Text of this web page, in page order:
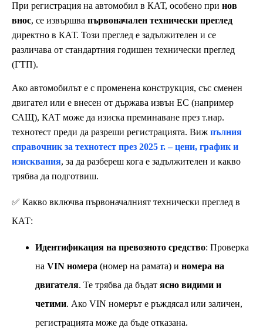
При регистрация на автомобил в КАТ, особено при нов
внос, се извършва първоначален технически преглед
директно в КАТ. Този преглед е задължителен и се
различава от стандартния годишен технически преглед
(ГТП).
Ако автомобилът е с променена конструкция, със сменен
двигател или е внесен от държава извън ЕС (например
САЩ), КАТ може да изиска преминаване през т.нар.
технотест преди да разреши регистрацията. Виж пълния
справочник за технотест през 2025 г. – цени, график и
изисквания, за да разбереш кога е задължителен и какво
трябва да подготвиш.
✅ Какво включва първоначалният технически преглед в
КАТ:
Идентификация на превозното средство: Проверка
на VIN номера (номер на рамата) и номера на
двигателя. Те трябва да бъдат ясно видими и
четими. Ако VIN номерът е ръждясал или заличен,
регистрацията може да бъде отказана.